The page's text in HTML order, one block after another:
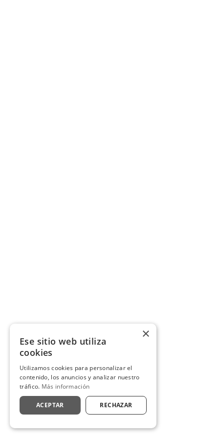
×
Ese sitio web utiliza
cookies
Utilizamos cookies para personalizar el
contenido, los anuncios y analizar nuestro
tráfico. Más información
ACEPTAR RECHAZAR